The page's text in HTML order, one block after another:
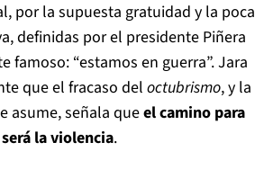
por la supuesta gratuidad y la poca
definidas por el presidente Piñera
famoso: “estamos en guerra”. Jara
que el fracaso del octubrismo, y la
asume, señala queel camino para
la violencia.